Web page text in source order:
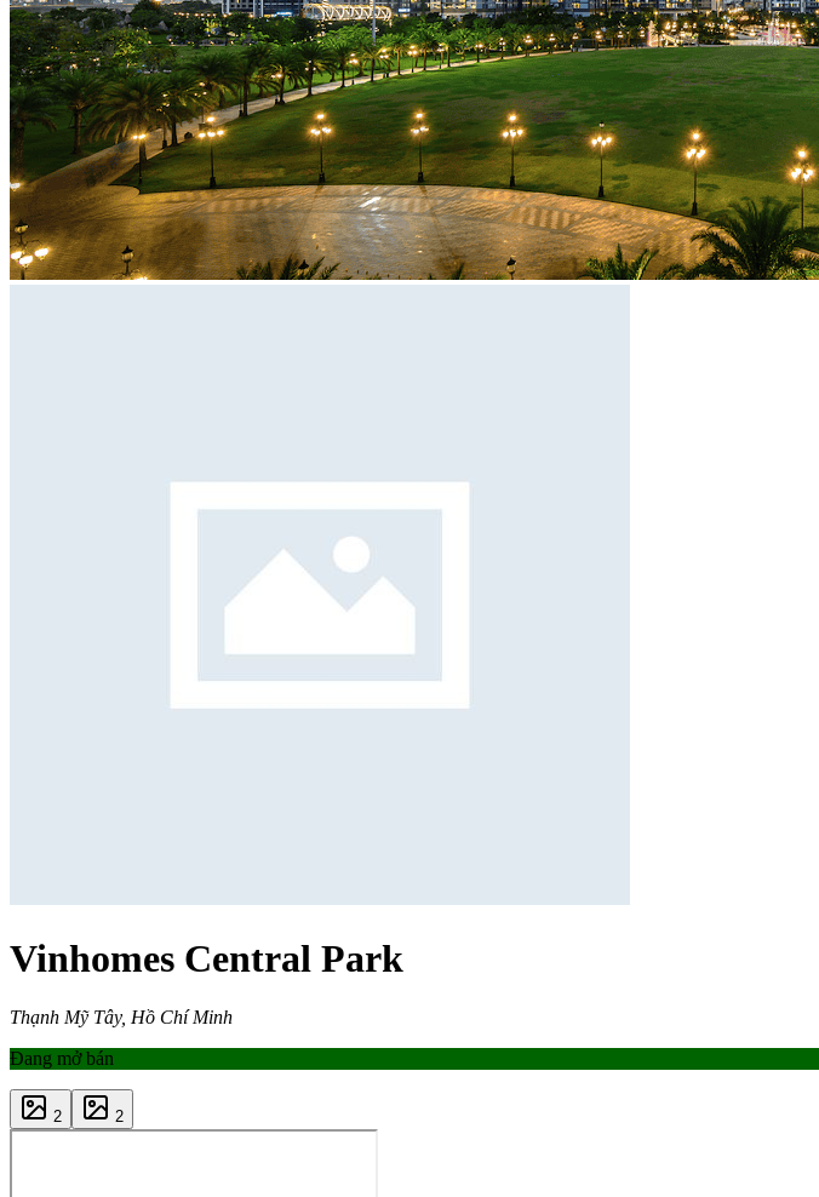
Vinhomes Central Park
Thạnh Mỹ Tây, Hồ Chí Minh
Đang mở bán
2 2